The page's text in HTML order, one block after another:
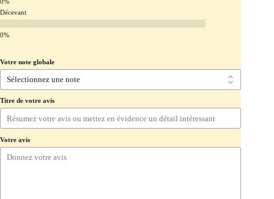
Décevant
Votre note globale
Titre de votre avis
Votre avis